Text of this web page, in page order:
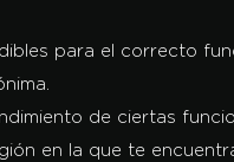
para el correcto
de ciertas
en la que te